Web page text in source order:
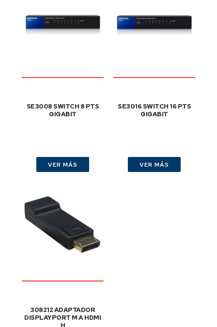
SE3008 SWITCH 8 PTS
GIGABIT
VER MÁS
SE3016 SWITCH 16 PTS
GIGABIT
VER MÁS
308212 ADAPTADOR
DISPLAYPORT M A HDMI